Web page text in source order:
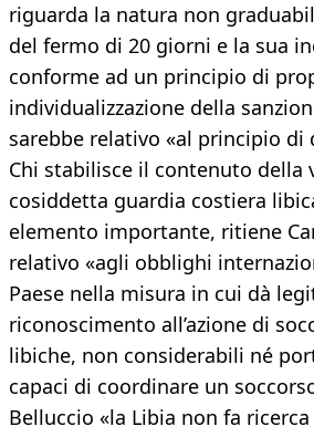
riguarda la natura non
del fermo di 20 giorni e la sua
conforme ad un principio di
individualizzazione della
sarebbe relativo «al principio di
Chi stabilisce il contenuto della
cosiddetta guardia costiera
elemento importante, ritiene
relativo «agli obblighi
Paese nella misura in cui dà
riconoscimento all’azione di
libiche, non considerabili né
capaci di coordinare un
Belluccio «la Libia non fa